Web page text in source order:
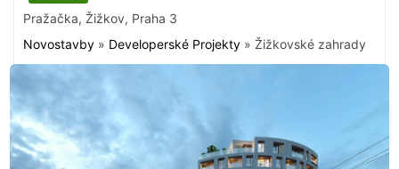
Pražačka, Žižkov, Praha 3
Novostavby » Developerské Projekty » Žižkovské zahrady